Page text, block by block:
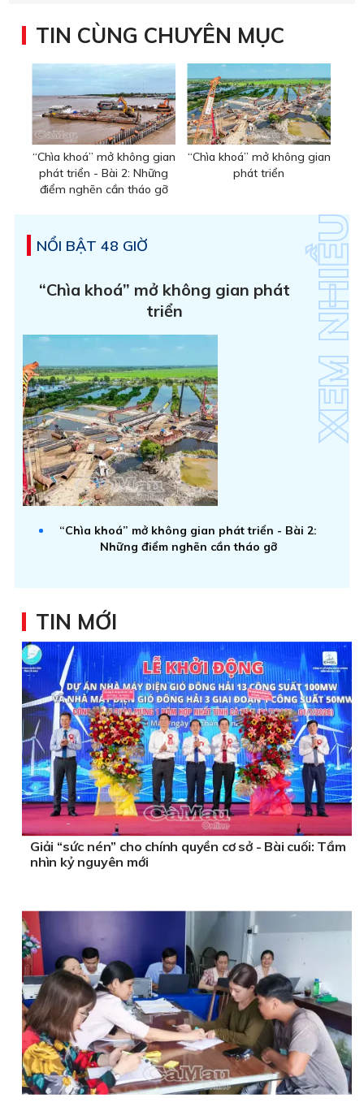
TIN CÙNG CHUYÊN MỤC
“Chìa khoá” mở không gian
phát triển - Bài 2: Những
điểm nghẽn cần tháo gỡ
“Chìa khoá” mở không gian
phát triển
NỔI BẬT 48 GIỜ
“Chìa khoá” mở không gian phát
triển
“Chìa khoá” mở không gian phát triển - Bài 2:
Những điểm nghẽn cần tháo gỡ
TIN MỚI
Giải “sức nén” cho chính quyền cơ sở - Bài cuối: Tầm
nhìn kỷ nguyên mới